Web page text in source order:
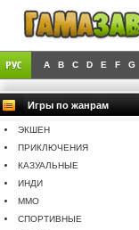
A B C D E F G
Игры по жанрам
ЭКШЕН
ПРИКЛЮЧЕНИЯ
КАЗУАЛЬНЫЕ
ИНДИ
MMO
СПОРТИВНЫЕ